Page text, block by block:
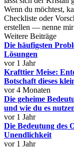
Wenn du möchtest,
Checkliste oder
erstellen — nenne
Weitere Beiträge
Die häufigsten
Lösungen
vor 1 Jahr
Krafttier Meise:
Botschaft dieses
vor 4 Monaten
Die geheime
und wie du es
vor 1 Jahr
Die Bedeutung des
Unendlichkeit
vor 1 Jahr